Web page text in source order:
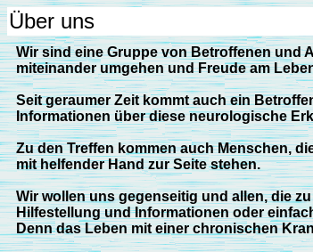
Über uns
Wir sind eine Gruppe von Betroffenen und
miteinander umgehen und Freude am
Seit geraumer Zeit kommt auch ein
Informationen über diese neurologische
Zu den Treffen kommen auch Menschen,
mit helfender Hand zur Seite stehen.
Wir wollen uns gegenseitig und allen, die
Hilfestellung und Informationen oder
Denn das Leben mit einer chronischen